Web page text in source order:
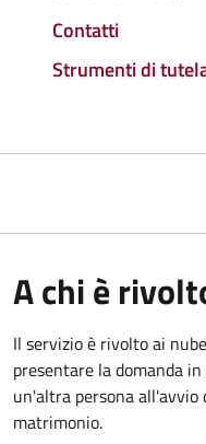
Contatti
Strumenti di
A chi è
Il servizio è rivolto ai
presentare la domanda
un'altra persona all'avvio
matrimonio.